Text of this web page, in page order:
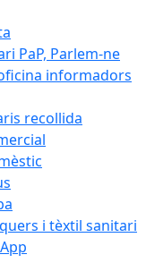
PaP, Parlem-ne
informadors
recollida
i tèxtil sanitari